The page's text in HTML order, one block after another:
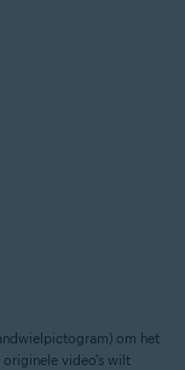
om het
originele video's wilt